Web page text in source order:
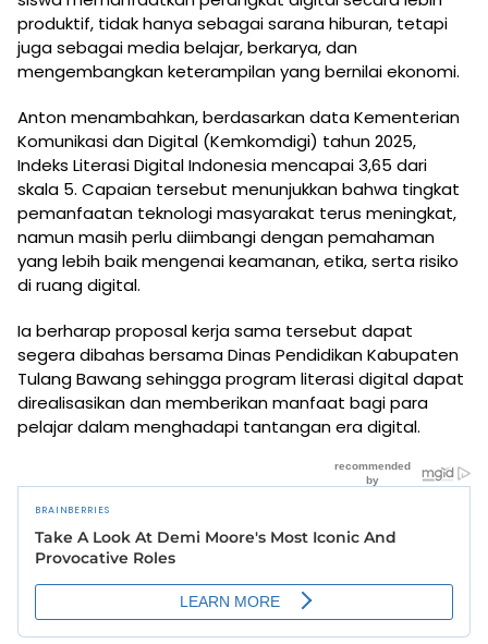
produktif, tidak hanya sebagai sarana hiburan, tetapi
juga sebagai media belajar, berkarya, dan
mengembangkan keterampilan yang bernilai ekonomi.
Anton menambahkan, berdasarkan data Kementerian
Komunikasi dan Digital (Kemkomdigi) tahun 2025,
Indeks Literasi Digital Indonesia mencapai 3,65 dari
skala 5. Capaian tersebut menunjukkan bahwa tingkat
pemanfaatan teknologi masyarakat terus meningkat,
namun masih perlu diimbangi dengan pemahaman
yang lebih baik mengenai keamanan, etika, serta risiko
di ruang digital.
Ia berharap proposal kerja sama tersebut dapat
segera dibahas bersama Dinas Pendidikan Kabupaten
Tulang Bawang sehingga program literasi digital dapat
direalisasikan dan memberikan manfaat bagi para
pelajar dalam menghadapi tantangan era digital.